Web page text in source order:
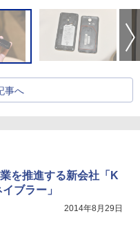
事へ
を推進する新会社「K
ブラー」
2014年8月29日